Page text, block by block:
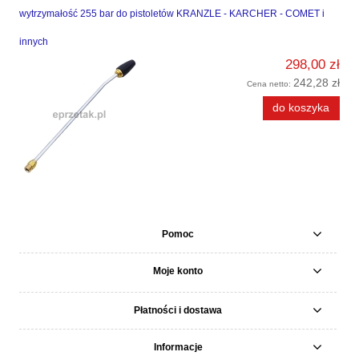
wytrzymałość 255 bar do pistoletów KRANZLE - KARCHER - COMET i
innych
298,00 zł
Cena netto: 242,28 zł
do koszyka
Pomoc
Moje konto
Płatności i dostawa
Informacje